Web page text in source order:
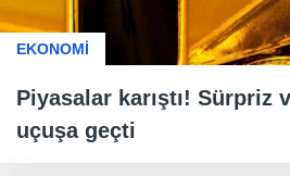
EKONOMİ
Piyasalar karıştı! Sürpriz
uçuşa geçti